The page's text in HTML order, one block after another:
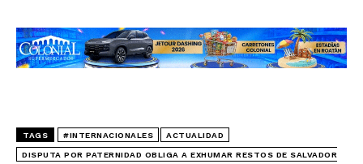
TAGS #INTERNACIONALES ACTUALIDAD
DISPUTA POR PATERNIDAD OBLIGA A EXHUMAR RESTOS DE SALVADOR